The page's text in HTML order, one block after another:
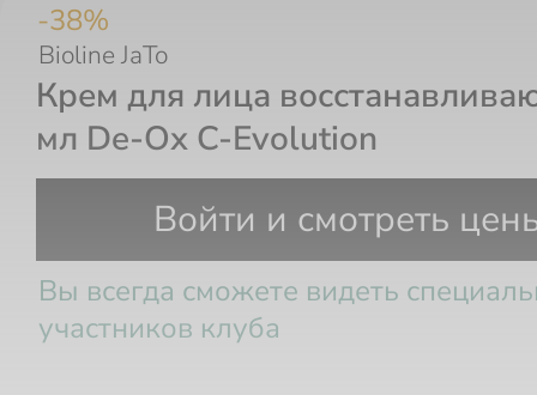
-38%
Крем для лица
мл De-Ox C-Evolution
Bioline JaTo
Войти и смотреть
Вы всегда сможете видеть
участников клуба